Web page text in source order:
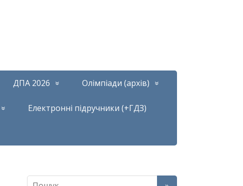
ДПА 2026 Олімпіади (архів)
Електронні підручники (+ГДЗ)